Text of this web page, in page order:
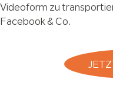
Videoform zu
Facebook & Co.